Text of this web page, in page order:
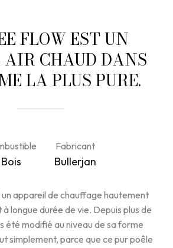
FLOW EST UN
AIR CHAUD DANS
LA PLUS PURE.
Bois
Fabricant
Bullerjan
appareil de chauffage hautement
longue durée de vie. Depuis plus de
été modifié au niveau de sa forme
simplement, parce que ce pur poêle